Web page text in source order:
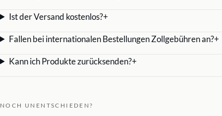
Ist der Versand kostenlos?+
Fallen bei internationalen Bestellungen Zollgebühren an?+
Kann ich Produkte zurücksenden?+
NOCH UNENTSCHIEDEN?